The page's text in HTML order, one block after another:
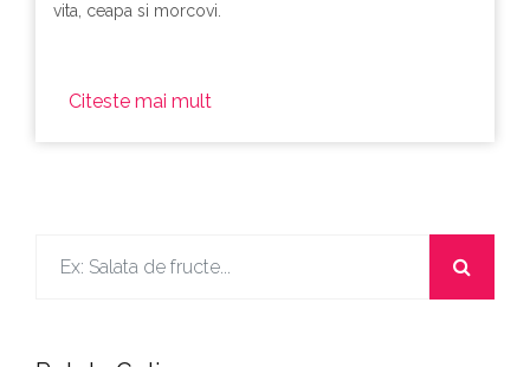
vita, ceapa si morcovi.
Citeste mai mult